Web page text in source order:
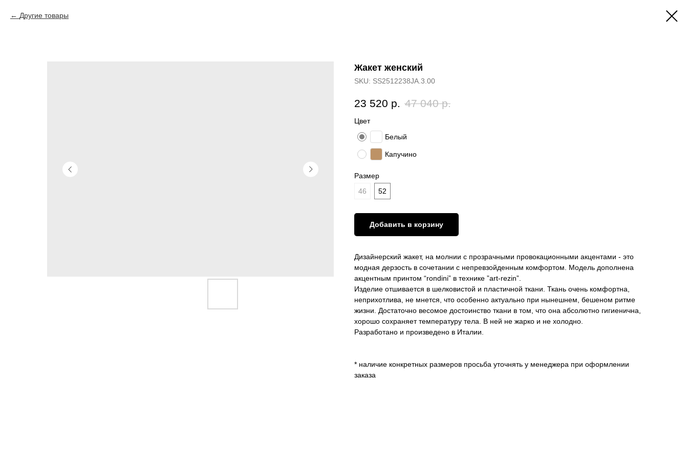
Другие товары
Жакет женский
SKU: SS2512238JA.3.00
23 520 р. 47 040 р.
Цвет
Белый
Капучино
Размер
46
52
Добавить в корзину
Дизайнерский жакет, на молнии с прозрачными провокационными акцентами - это
модная дерзость в сочетании с непревзойденным комфортом. Модель дополнена
акцентным принтом “rondini” в технике ”art-rezin”.
Изделие отшивается в шелковистой и пластичной ткани. Ткань очень комфортна,
неприхотлива, не мнется, что особенно актуально при нынешнем, бешеном ритме
жизни. Достаточно весомое достоинство ткани в том, что она абсолютно гигиенична,
хорошо сохраняет температуру тела. В ней не жарко и не холодно.
Разработано и произведено в Италии.
* наличие конкретных размеров просьба уточнять у менеджера при оформлении
заказа